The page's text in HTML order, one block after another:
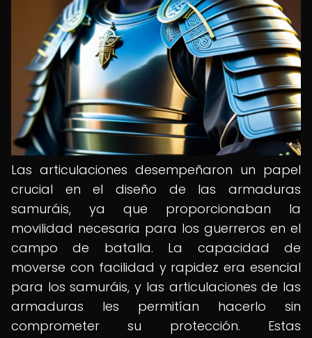
Las articulaciones desempeñaron un papel
crucial en el diseño de las armaduras
samuráis, ya que proporcionaban la
movilidad necesaria para los guerreros en el
campo de batalla. La capacidad de
moverse con facilidad y rapidez era esencial
para los samuráis, y las articulaciones de las
armaduras les permitían hacerlo sin
comprometer su protección. Estas